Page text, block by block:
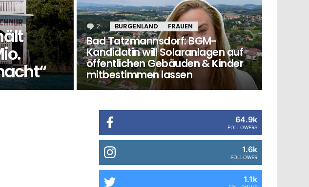
2 Kommentare
BURGENLAND FRAUEN
Bad Tatzmannsdorf: BGM-
Kandidatin will Solaranlagen auf
öffentlichen Gebäuden & Kinder
mitbestimmen lassen
64.9k
FOLLOWERS
1.6k
FOLLOWER
1.1k